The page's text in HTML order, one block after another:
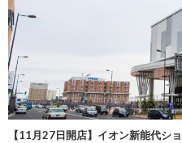
【11月27日開店】イオン新能代シ